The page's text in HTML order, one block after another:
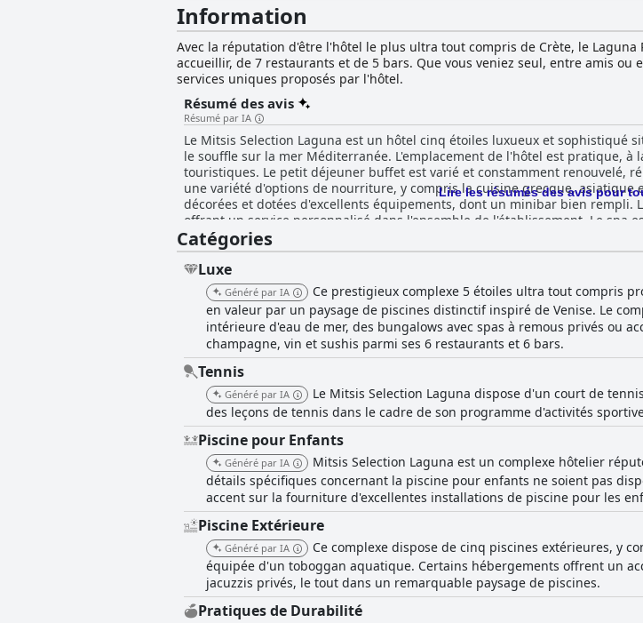
Information
Avec la réputation d'être l'hôtel le plus ultra tout compris de Crète, le Laguna
accueillir, de 7 restaurants et de 5 bars. Que vous veniez seul, entre amis
services uniques proposés par l'hôtel.
Résumé des avis
Résumé par IA
Le Mitsis Selection Laguna est un hôtel cinq étoiles luxueux et sophistiqué
le souffle sur la mer Méditerranée. L'emplacement de l'hôtel est pratique,
touristiques. Le petit déjeuner buffet est varié et constamment renouvelé,
une variété d'options de nourriture, y compris la cuisine grecque,
décorées et dotées d'excellents équipements, dont un minibar bien
offrant un service personnalisé dans l'ensemble de l'établissement. Le spa
de spa, tandis que l'espace piscine est difficile à battre avec quatre grandes
familles, il répond aux demandes spécifiques concernant les bébés et
privées disponibles à l'hôtel sont le point fort du séjour, car elles offrent le
Laguna est un hôtel exceptionnel qui reçoit de nombreux éloges de la part
Lire les résumés des avis pour
Catégories
Luxe
Généré par IA
Ce prestigieux complexe 5 étoiles ultra tout compris
en valeur par un paysage de piscines distinctif inspiré de Venise. Le
intérieure d'eau de mer, des bungalows avec spas à remous privés ou
champagne, vin et sushis parmi ses 6 restaurants et 6 bars.
Tennis
Généré par IA
Le Mitsis Selection Laguna dispose d'un court de
des leçons de tennis dans le cadre de son programme d'activités
Piscine pour Enfants
Généré par IA
Mitsis Selection Laguna est un complexe hôtelier
détails spécifiques concernant la piscine pour enfants ne soient pas
accent sur la fourniture d'excellentes installations de piscine pour les
Piscine Extérieure
Généré par IA
Ce complexe dispose de cinq piscines extérieures, y
équipée d'un toboggan aquatique. Certains hébergements offrent un
jacuzzis privés, le tout dans un remarquable paysage de piscines.
Pratiques de Durabilité